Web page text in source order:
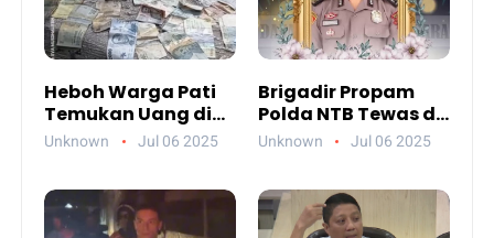
Heboh Warga Pati
Temukan Uang di
Sungai, Netizen
Unknown Jul 06 2025
Brigadir Propam
Polda NTB Tewas di
Gili Trawangan,
Sendiri
Unknown Jul 06 2025